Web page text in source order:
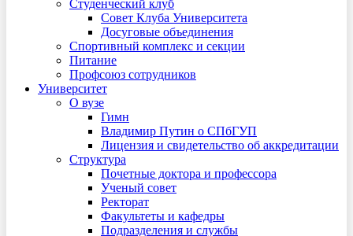
Студенческий клуб
Совет Клуба Университета
Досуговые объединения
Спортивный комплекс и секции
Питание
Профсоюз сотрудников
Университет
О вузе
Гимн
Владимир Путин о СПбГУП
Лицензия и свидетельство об аккредитации
Структура
Почетные доктора и профессора
Ученый совет
Ректорат
Факультеты и кафедры
Подразделения и службы